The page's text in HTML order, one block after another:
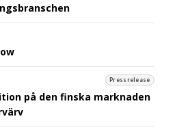
Pressrelease
på den finska marknaden